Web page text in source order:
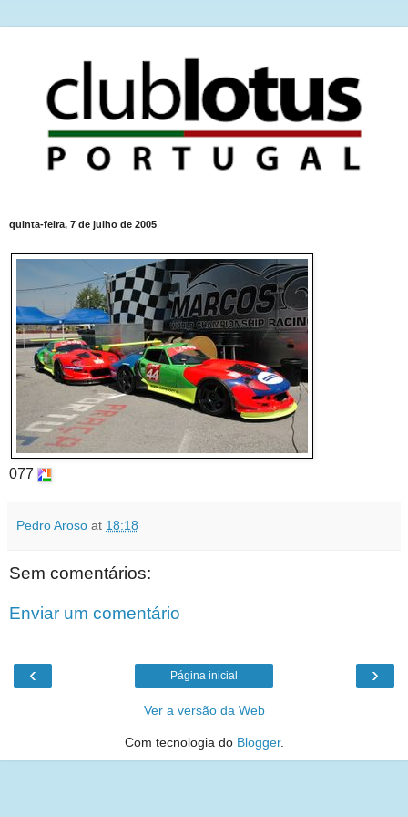
quinta-feira, 7 de julho de 2005
077
Pedro Aroso at 18:18
Sem comentários:
Enviar um comentário
‹ ›
Página inicial
Ver a versão da Web
Com tecnologia do Blogger.